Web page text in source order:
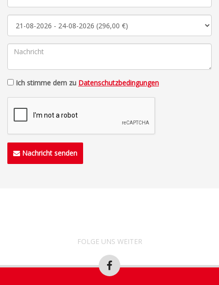
Ich stimme dem zu Datenschutzbedingungen
Nachricht senden
FOLGE UNS WEITER